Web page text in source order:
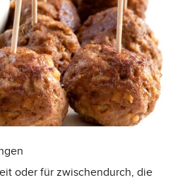
oder für zwischendurch, die